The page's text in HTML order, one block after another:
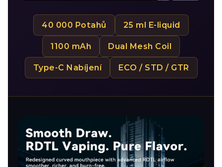
40 000 Potahů 25 ml E-liquid
1100 mAh Dual Mesh Coil
Type-C Nabíjení ECO / STD / GTR